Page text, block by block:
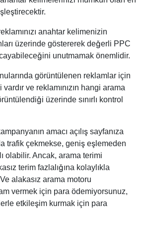
anahtar kelimenizin
üzerinde göstererek değerli PPC
unutmamak önemlidir.
görüntülenen reklamlar için
ve reklamınızın hangi arama
üzerinde sınırlı kontrol
amacı açılış sayfanıza
trafik çekmekse, geniş eşlemeden
olabilir. Ancak, arama terimi
terim fazlalığına kolaylıkla
alakasız arama motoru
vermek için para ödemiyorsunuz,
etkileşim kurmak için para